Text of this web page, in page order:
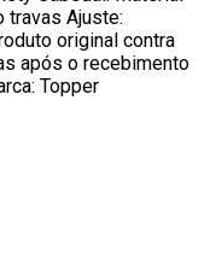
travas Ajuste:
original contra
após o recebimento
Topper